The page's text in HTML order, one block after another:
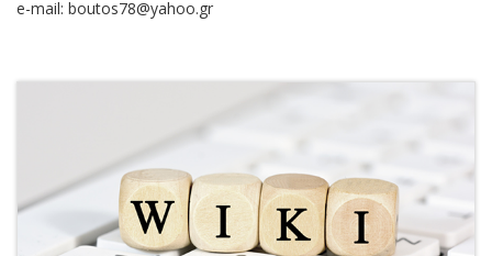
e-mail: boutos78@yahoo.gr